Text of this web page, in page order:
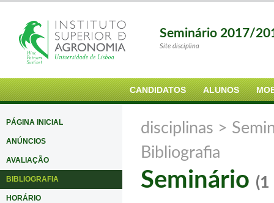
Seminário 2017/
Site disciplina
CANDIDATOS ALUNOS
PÁGINA INICIAL
ANÚNCIOS
AVALIAÇÃO
BIBLIOGRAFIA
HORÁRIO
disciplinas >
Bibliografia
Seminário